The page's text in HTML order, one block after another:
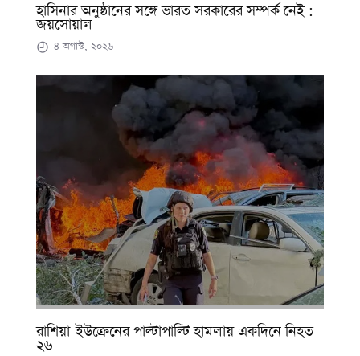
হাসিনার অনুষ্ঠানের সঙ্গে ভারত সরকারের সম্পর্ক নেই :
জয়সোয়াল
৪ অগাস্ট, ২০২৬
রাশিয়া-ইউক্রেনের পাল্টাপাল্টি হামলায় একদিনে নিহত
২৬